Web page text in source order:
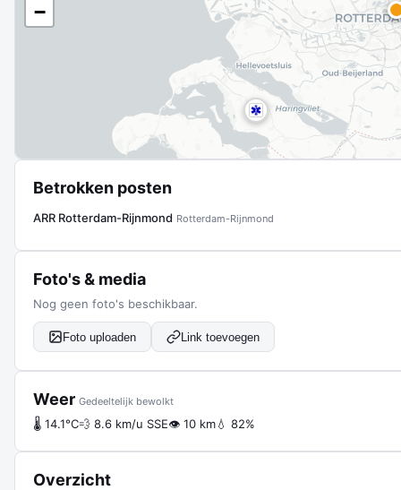
−
Betrokken posten
ARR Rotterdam-Rijnmond Rotterdam-Rijnmond
Foto's & media
Nog geen foto's beschikbaar.
Foto uploaden Link toevoegen
Weer Gedeeltelijk bewolkt
🌡 14.1°C💨 8.6 km/u SSE👁 10 km💧 82%
Overzicht